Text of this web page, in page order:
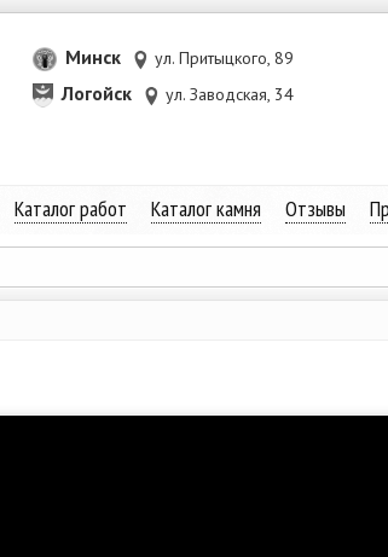
Минск ул. Притыцкого, 89
Логойск ул. Заводская, 34
Каталог работ Каталог камня Отзывы